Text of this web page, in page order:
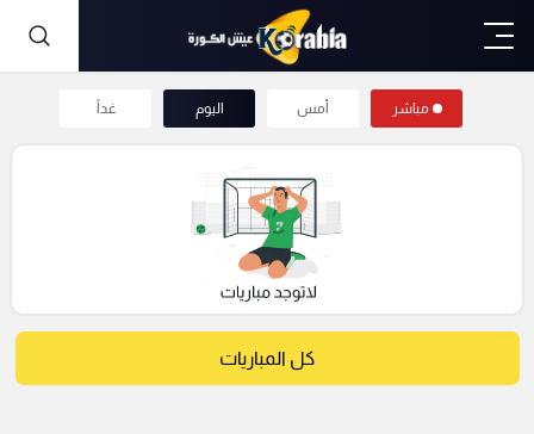
مباشر أمس اليوم غداً
كل المباريات